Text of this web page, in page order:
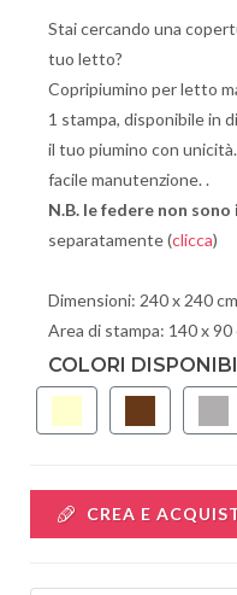
Stai cercando una
tuo letto?
Copripiumino per letto
1 stampa, disponibile in
il tuo piumino con
facile manutenzione. .
N.B. le federe non sono
separatamente (clicca)
Dimensioni: 240 x 240 cm
Area di stampa: 140 x 90
COLORI
CREA E